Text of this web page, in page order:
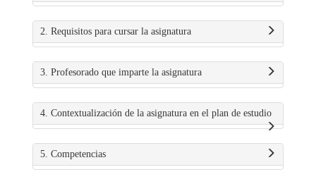
2. Requisitos para cursar la asignatura
3. Profesorado que imparte la asignatura
4. Contextualización de la asignatura en el plan de estudio
5. Competencias